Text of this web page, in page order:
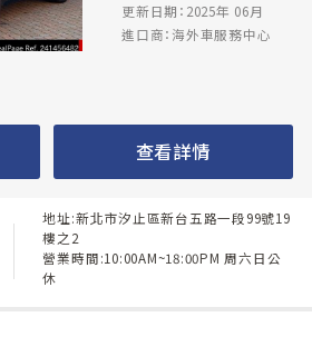
更新日期：2025年 06月
進口商：海外車服務中心
查看詳情
地址:新北市汐止區新台五路一段99號19
樓之2
營業時間:10:00AM~18:00PM 周六日公
休